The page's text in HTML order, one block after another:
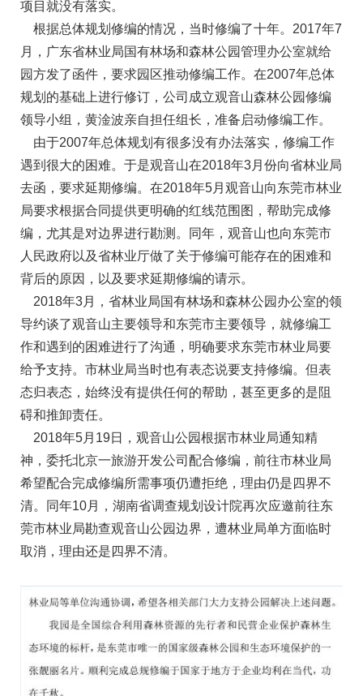
项目就没有落实。
根据总体规划修编的情况，当时修编了十年。2017年7
月，广东省林业局国有林场和森林公园管理办公室就给
园方发了函件，要求园区推动修编工作。在2007年总体
规划的基础上进行修订，公司成立观音山森林公园修编
领导小组，黄淦波亲自担任组长，准备启动修编工作。
由于2007年总体规划有很多没有办法落实，修编工作
遇到很大的困难。于是观音山在2018年3月份向省林业局
去函，要求延期修编。在2018年5月观音山向东莞市林业
局要求根据合同提供更明确的红线范围图，帮助完成修
编，尤其是对边界进行勘测。同年，观音山也向东莞市
人民政府以及省林业厅做了关于修编可能存在的困难和
背后的原因，以及要求延期修编的请示。
2018年3月，省林业局国有林场和森林公园办公室的领
导约谈了观音山主要领导和东莞市主要领导，就修编工
作和遇到的困难进行了沟通，明确要求东莞市林业局要
给予支持。市林业局当时也有表态说要支持修编。但表
态归表态，始终没有提供任何的帮助，甚至更多的是阻
碍和推卸责任。
2018年5月19日，观音山公园根据市林业局通知精
神，委托北京一旅游开发公司配合修编，前往市林业局
希望配合完成修编所需事项仍遭拒绝，理由仍是四界不
清。同年10月，湖南省调查规划设计院再次应邀前往东
莞市林业局勘查观音山公园边界，遭林业局单方面临时
取消，理由还是四界不清。